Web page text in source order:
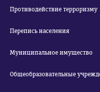
Противодействие терроризму
Перепись населения
Муниципальное имущество
Общеобразовательные